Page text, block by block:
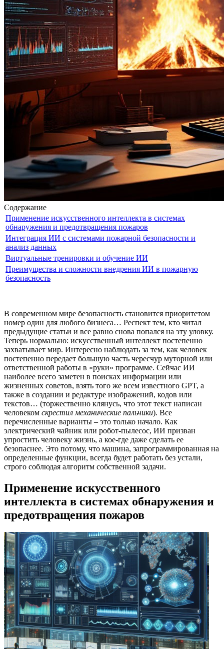
Содержание
Применение искусственного интеллекта в системах
обнаружения и предотвращения пожаров
Интеграция ИИ с системами пожарной безопасности и
анализ данных
Виртуальные тренировки и обучение ИИ
Преимущества и сложности внедрения ИИ в пожарную
безопасность
В современном мире безопасность становится приоритетом
номер один для любого бизнеса… Респект тем, кто читал
предыдущие статьи и все равно снова попался на эту уловку.
Теперь нормально: искусственный интеллект постепенно
захватывает мир. Интересно наблюдать за тем, как человек
постепенно передает большую часть чересчур муторной или
ответственной работы в «руки» программе. Сейчас ИИ
наиболее всего заметен в поисках информации или
жизненных советов, взять того же всем известного GPT, а
также в создании и редактуре изображений, кодов или
текстов… (торжественно клянусь, что этот текст написан
человеком скрестил механические пальчики). Все
перечисленные варианты – это только начало. Как
электрический чайник или робот-пылесос, ИИ призван
упростить человеку жизнь, а кое-где даже сделать ее
безопаснее. Это потому, что машина, запрограммированная на
определенные функции, всегда будет работать без устали,
строго соблюдая алгоритм собственной задачи.
Применение искусственного
интеллекта в системах обнаружения и
предотвращения пожаров